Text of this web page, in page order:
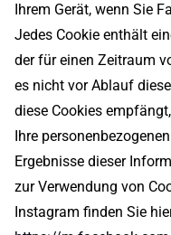
Ihrem Gerät, wenn Sie
Jedes Cookie enthält
der für einen Zeitraum
es nicht vor Ablauf
diese Cookies
Ihre
Ergebnisse dieser
zur Verwendung von
Instagram finden Sie